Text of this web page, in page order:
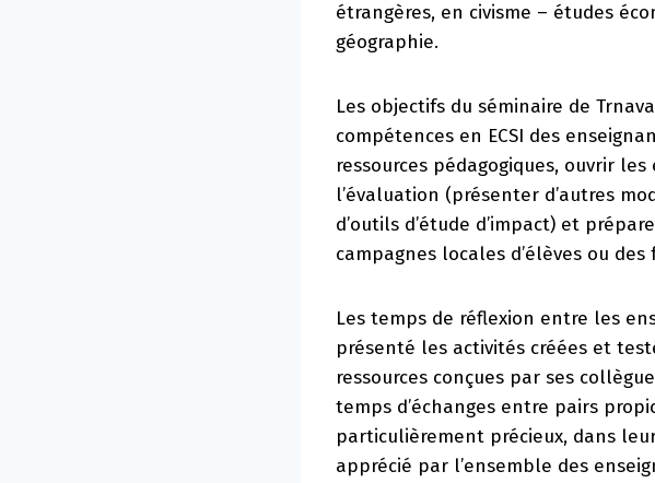
étrangères, en civisme – études
géographie.
Les objectifs du séminaire de
compétences en ECSI des
ressources pédagogiques, ouvrir
l’évaluation (présenter d’autres
d’outils d’étude d’impact) et
campagnes locales d’élèves ou
Les temps de réflexion entre les
présenté les activités créées et
ressources conçues par ses
temps d’échanges entre pairs
particulièrement précieux, dans
apprécié par l’ensemble des